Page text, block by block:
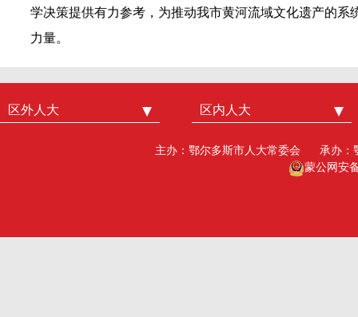
学决策提供有力参考，为推动我市黄河流域文化遗产的
力量。
区外人大
中国人大
区内人大
内蒙古人大
包头人大
巴彦淖尔市人大
主办：鄂尔多斯市人大常委会
承办：
蒙公网安